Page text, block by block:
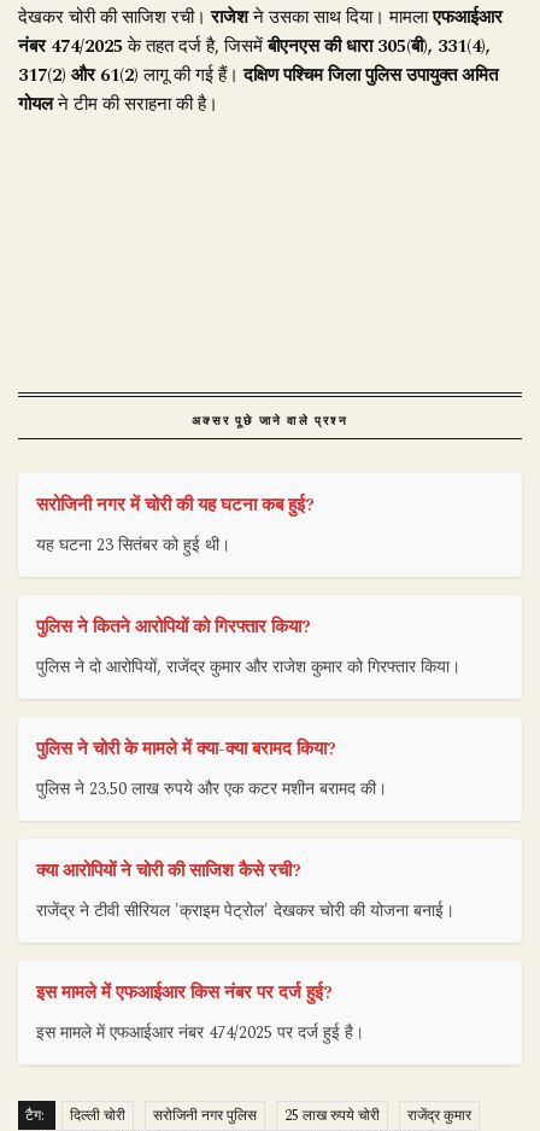
देखकर चोरी की साजिश रची।राजेशने उसका साथ दिया। मामलाएफआईआर
नंबर 474/2025के तहत दर्ज है, जिसमेंबीएनएस की धारा 305(बी), 331(4),
317(2) और 61(2)लागू की गई हैं।दक्षिण पश्चिम जिला पुलिस उपायुक्त अमित
गोयलने टीम की सराहना की है।
अक्सर पूछे जाने वाले प्रश्न
सरोजिनी नगर में चोरी की यह घटना कब हुई?
यह घटना 23 सितंबर को हुई थी।
पुलिस ने कितने आरोपियों को गिरफ्तार किया?
पुलिस ने दो आरोपियों, राजेंद्र कुमार और राजेश कुमार को गिरफ्तार किया।
पुलिस ने चोरी के मामले में क्या-क्या बरामद किया?
पुलिस ने 23.50 लाख रुपये और एक कटर मशीन बरामद की।
क्या आरोपियों ने चोरी की साजिश कैसे रची?
राजेंद्र ने टीवी सीरियल 'क्राइम पेट्रोल' देखकर चोरी की योजना बनाई।
इस मामले में एफआईआर किस नंबर पर दर्ज हुई?
इस मामले में एफआईआर नंबर 474/2025 पर दर्ज हुई है।
टैग: दिल्ली चोरी सरोजिनी नगर पुलिस 25 लाख रुपये चोरी
राजेंद्र कुमार